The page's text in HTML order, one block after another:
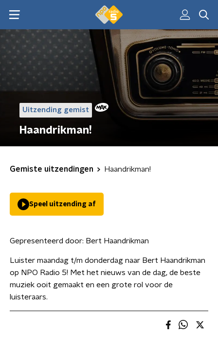
Uitzending gemist
Haandrikman!
Gemiste uitzendingen Haandrikman!
Speel uitzending af
Gepresenteerd door: Bert Haandrikman
Luister maandag t/m donderdag naar Bert Haandrikman
op NPO Radio 5! Met het nieuws van de dag, de beste
muziek ooit gemaakt en een grote rol voor de
luisteraars.